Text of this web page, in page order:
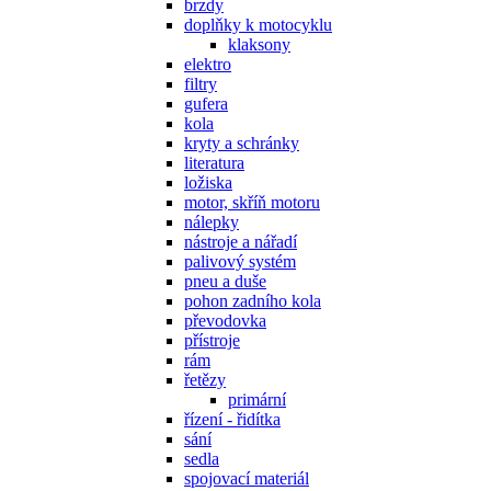
brzdy
doplňky k motocyklu
klaksony
elektro
filtry
gufera
kola
kryty a schránky
literatura
ložiska
motor, skříň motoru
nálepky
nástroje a nářadí
palivový systém
pneu a duše
pohon zadního kola
převodovka
přístroje
rám
řetězy
primární
řízení - řidítka
sání
sedla
spojovací materiál